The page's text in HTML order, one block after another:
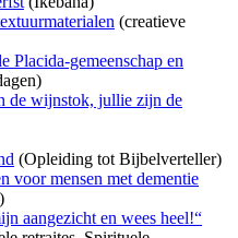
(creatieve
Placida-gemeenschap en
de wijnstok, jullie zijn de
(Opleiding tot Bijbelverteller)
voor mensen met dementie
aangezicht en wees heel!“